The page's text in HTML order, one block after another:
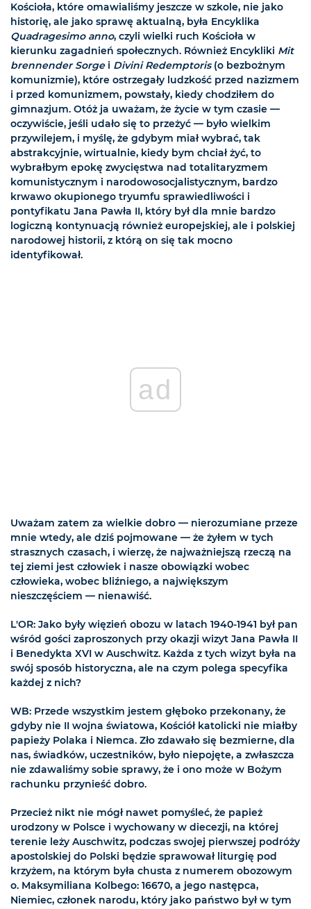
Kościoła, które omawialiśmy jeszcze w szkole, nie jako
historię, ale jako sprawę aktualną, była Encyklika
Quadragesimo anno, czyli wielki ruch Kościoła w
kierunku zagadnień społecznych. Również Encykliki Mit
brennender Sorgei Divini Redemptoris(o bezbożnym
komunizmie), które ostrzegały ludzkość przed nazizmem
i przed komunizmem, powstały, kiedy chodziłem do
gimnazjum. Otóż ja uważam, że życie w tym czasie —
oczywiście, jeśli udało się to przeżyć — było wielkim
przywilejem, i myślę, że gdybym miał wybrać, tak
abstrakcyjnie, wirtualnie, kiedy bym chciał żyć, to
wybrałbym epokę zwycięstwa nad totalitaryzmem
komunistycznym i narodowosocjalistycznym, bardzo
krwawo okupionego tryumfu sprawiedliwości i
pontyfikatu Jana Pawła II, który był dla mnie bardzo
logiczną kontynuacją również europejskiej, ale i polskiej
narodowej historii, z którą on się tak mocno
identyfikował.
ad
Uważam zatem za wielkie dobro — nierozumiane przeze
mnie wtedy, ale dziś pojmowane — że żyłem w tych
strasznych czasach, i wierzę, że najważniejszą rzeczą na
tej ziemi jest człowiek i nasze obowiązki wobec
człowieka, wobec bliźniego, a największym
nieszczęściem — nienawiść.
L'OR: Jako były więzień obozu w latach 1940-1941 był pan
wśród gości zaproszonych przy okazji wizyt Jana Pawła II
i Benedykta XVI w Auschwitz. Każda z tych wizyt była na
swój sposób historyczna, ale na czym polega specyfika
każdej z nich?
WB: Przede wszystkim jestem głęboko przekonany, że
gdyby nie II wojna światowa, Kościół katolicki nie miałby
papieży Polaka i Niemca. Zło zdawało się bezmierne, dla
nas, świadków, uczestników, było niepojęte, a zwłaszcza
nie zdawaliśmy sobie sprawy, że i ono może w Bożym
rachunku przynieść dobro.
Przecież nikt nie mógł nawet pomyśleć, że papież
urodzony w Polsce i wychowany w diecezji, na której
terenie leży Auschwitz, podczas swojej pierwszej podróży
apostolskiej do Polski będzie sprawował liturgię pod
krzyżem, na którym była chusta z numerem obozowym
o. Maksymiliana Kolbego: 16670, a jego następca,
Niemiec, członek narodu, który jako państwo był w tym